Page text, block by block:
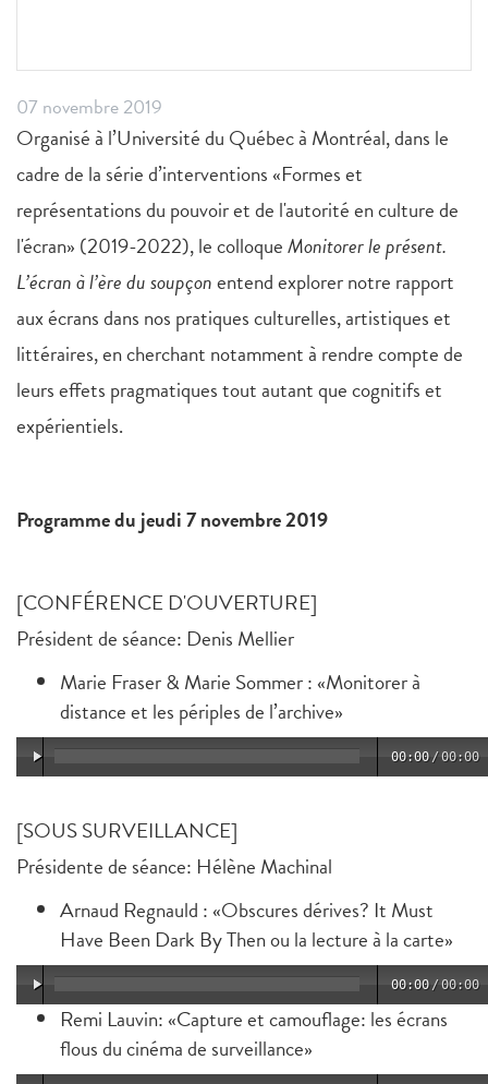
07 novembre 2019
Organisé à l’Université du Québec à Montréal, dans le
cadre de la série d’interventions «Formes et
représentations du pouvoir et de l'autorité en culture de
l'écran» (2019-2022), le colloqueMonitorer le présent.
L’écran à l’ère du soupçonentend explorer notre rapport
aux écrans dans nos pratiques culturelles, artistiques et
littéraires, en cherchant notamment à rendre compte de
leurs effets pragmatiques tout autant que cognitifs et
expérientiels.
Programme du jeudi 7 novembre 2019
[CONFÉRENCE D'OUVERTURE]
Président de séance: Denis Mellier
Marie Fraser & Marie Sommer : «Monitorer à
distance et les périples de l’archive»
00:00 /00:00
[SOUS SURVEILLANCE]
Présidente de séance: Hélène Machinal
Arnaud Regnauld : «Obscures dérives? It Must
Have Been Dark By Then ou la lecture à la carte»
00:00 /00:00
Remi Lauvin: «Capture et camouflage: les écrans
flous du cinéma de surveillance»